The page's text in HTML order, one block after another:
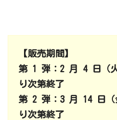
【販売期間】
第 1 弾：2 月 4 日（
り次第終了
第 2 弾：3 月 14 日（
り次第終了